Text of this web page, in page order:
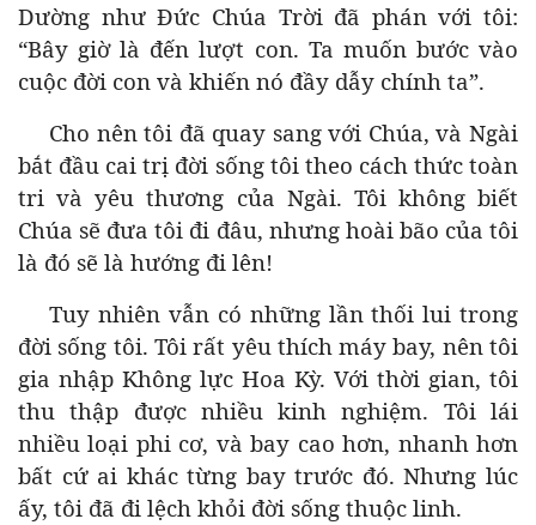
Dường như Đức Chúa Trời đã phán với tôi:
“Bây giờ là đến lượt con. Ta muốn bước vào
cuộc đời con và khiến nó đầy dẫy chính ta”.
Cho nên tôi đã quay sang với Chúa, và Ngài
bắt đầu cai trị đời sống tôi theo cách thức toàn
tri và yêu thương của Ngài. Tôi không biết
Chúa sẽ đưa tôi đi đâu, nhưng hoài bão của tôi
là đó sẽ là hướng đi lên!
Tuy nhiên vẫn có những lần thối lui trong
đời sống tôi. Tôi rất yêu thích máy bay, nên tôi
gia nhập Không lực Hoa Kỳ. Với thời gian, tôi
thu thập được nhiều kinh nghiệm. Tôi lái
nhiều loại phi cơ, và bay cao hơn, nhanh hơn
bất cứ ai khác từng bay trước đó. Nhưng lúc
ấy, tôi đã đi lệch khỏi đời sống thuộc linh.